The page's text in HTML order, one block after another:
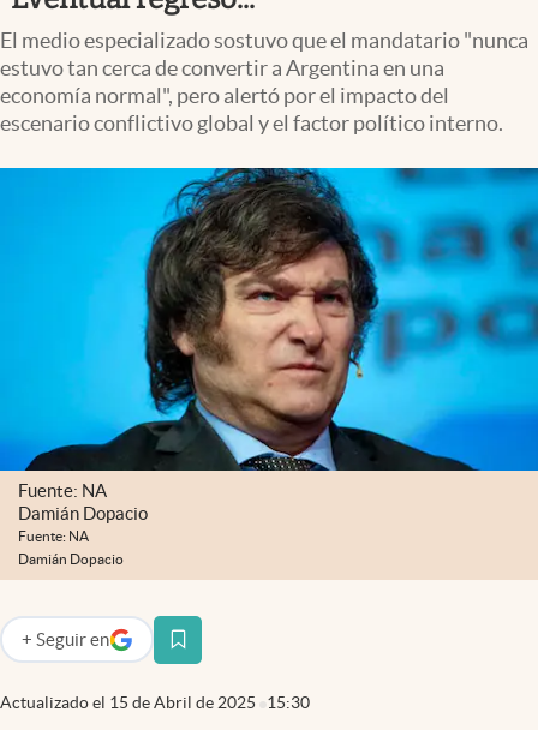
Apertura
Infotechnology
Eventos Corporativos
abre en nueva pestaña
Argentina
El medio especializado sostuvo que el mandatario "nunca
estuvo tan cerca de convertir a Argentina en una
economía normal", pero alertó por el impacto del
escenario conflictivo global y el factor político interno.
Fuente: NA
Damián Dopacio
Fuente: NA
Damián Dopacio
Actualizado el 15 de Abril de 2025 15:30
+ Seguir en
abre en nueva pestaña